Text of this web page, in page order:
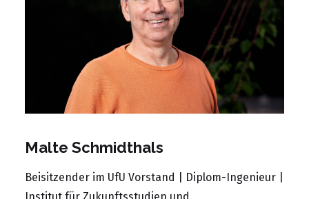
Malte Schmidthals
Beisitzender im UfU Vorstand | Diplom-Ingenieur |
Institut für Zukunftsstudien und